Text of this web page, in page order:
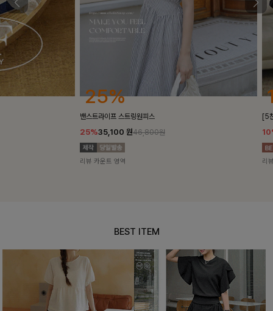
25%
밴스트라이프 스트링원피스
35,100원46,800원
리뷰 카운트 영역
10%
[5천장돌파/
리뷰 카운트 영
BEST ITEM